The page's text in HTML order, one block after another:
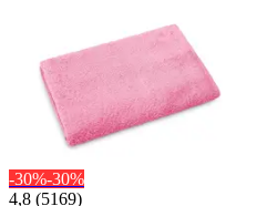
-30%-30%
4,8 (5169)